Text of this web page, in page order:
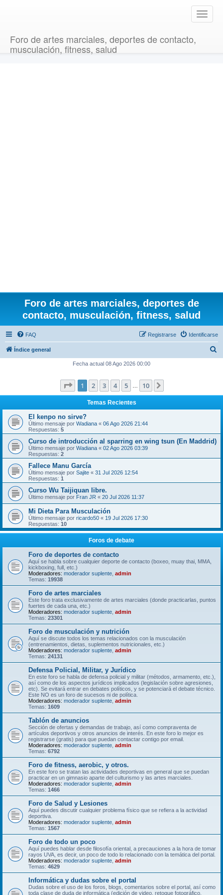
T
o
Foro de artes marciales, deportes de contacto,
musculación, fitness, salud
Foro de artes marciales, deportes de
contacto, musculación, fitness, salud
FAQ Identificarse
Registrarse
Índice general
a
r
Fecha actual 08 Ago 2026 00:00
Página de 10
1 2 3 4 5 10
Temas Recientes
El kenpo no sirve?
Último mensaje por Wadiana « 06 Ago 2026 21:44
Respuestas: 5
Curso de introducción al sparring en wing tsun (En Maddrid)
Último mensaje por Wadiana « 02 Ago 2026 03:39
Respuestas: 2
Fallece Manu García
Último mensaje por Sajite « 31 Jul 2026 12:54
Respuestas: 1
Curso Wu Taijiquan libre.
Último mensaje por Fran JR « 20 Jul 2026 11:37
Mi Dieta Para Musculación
Último mensaje por ricardo50 « 19 Jul 2026 17:30
Respuestas: 10
Foros de debate
Foro de deportes de contacto
Aquí se habla sobre cualquier deporte de contacto (boxeo, muay thai, MMA,
kickboxing, full, etc.)
Moderadores: moderador suplente admin
Temas: 19938
Foro de artes marciales
Este foro trata exclusivamente de artes marciales (donde practicarlas, puntos
fuertes de cada una, etc.)
Moderadores: moderador suplente admin
Temas: 23301
Foro de musculación y nutrición
Aquí se discute todos los temas relacionados con la musculación
(entrenamientos, dietas, suplementos nutricionales, etc.)
Moderadores: moderador suplente admin
Temas: 24131
Defensa Policial, Militar, y Jurídico
En este foro se habla de defensa policial y militar (métodos, armamento, etc.),
así como de los aspectos jurídicos implicados (legislación sobre agresiones,
etc). Se evitará entrar en debates políticos, y se potenciará el debate técnico.
Este NO es un foro de sucesos ni de política.
Moderadores: moderador suplente admin
Temas: 1609
Tablón de anuncios
Sección de ofertas y demandas de trabajo, así como compraventa de
artículos deportivos y otros anuncios de interés. En este foro lo mejor es
registrarse (gratis) para que puedan contactar contigo por email.
Moderadores: moderador suplente admin
Temas: 6792
Foro de fitness, aerobic, y otros.
En este foro se tratan las actividades deportivas en general que se puedan
practicar en un gimnasio aparte del culturismo y las artes marciales.
Moderadores: moderador suplente admin
Temas: 1466
Foro de Salud y Lesiones
Aquí puedes discutir cualquier problema físico que se refiera a la actividad
deportiva.
Moderadores: moderador suplente admin
Temas: 1567
Foro de todo un poco
Aquí puedes hablar desde filosofía oriental, a precauciones a la hora de tomar
rayos UVA, es decir, un poco de todo lo relacionado con la temática del portal.
Moderadores: moderador suplente admin
Temas: 4629
Informática y dudas sobre el portal
Dudas sobre el uso de los foros, blogs, comentarios sobre el portal, así como
toda clase de duda de informática (edición de video, retoque fotográfico,